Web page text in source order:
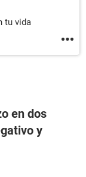
tu vida
en dos
y